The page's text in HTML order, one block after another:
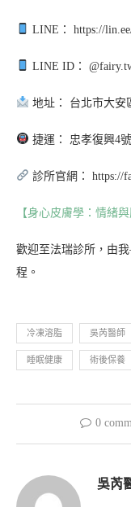
LINE： https://
LINE ID：
地址： 台北市大安
捷運： 忠孝復興4
診所官網： https://
【身心皮膚學：情緒
歡迎至法瑞診所，由
程。
冷凍溶脂 吳芮醫師
睡眠健康 術後保養
0
吳芮